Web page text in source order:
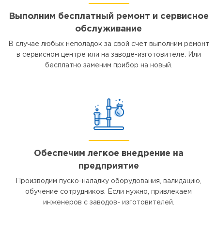
Выполним бесплатный ремонт и сервисное
обслуживание
В случае любых неполадок за свой счет выполним ремонт
в сервисном центре или на заводе-изготовителе. Или
бесплатно заменим прибор на новый.
Обеспечим легкое внедрение на
предприятие
Производим пуско-наладку оборудования, валидацию,
обучение сотрудников. Если нужно, привлекаем
инженеров с заводов- изготовителей.